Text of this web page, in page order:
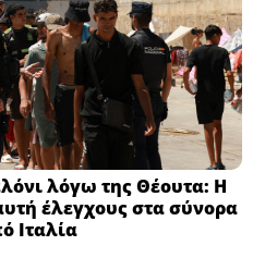
λόγω της Θέουτα: Η
έλεγχους στα σύνορα
Ιταλία